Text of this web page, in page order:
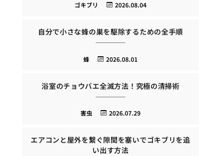
2026.08.04
ゴキブリ
自分で小さな蜂の巣を駆除するための全手順
2026.08.01
蜂
浴室のチョウバエ全滅方法！究極の清掃術
2026.07.29
害虫
エアコンと屋外を繋ぐ隙間を塞いでゴキブリを追
い出す方法